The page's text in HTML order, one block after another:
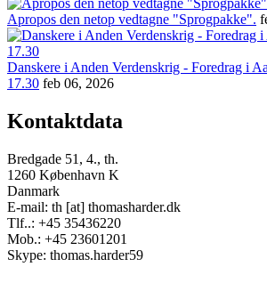
Apropos den netop vedtagne "Sprogpakke".
Danskere i Anden Verdenskrig - Foredrag i
17.30 feb 06, 2026
Kontaktdata
Bredgade 51, 4., th.
1260 København K
Danmark
E-mail: th [at] thomasharder.dk
Tlf..: +45 35436220
Mob.: +45 23601201
Skype: thomas.harder59